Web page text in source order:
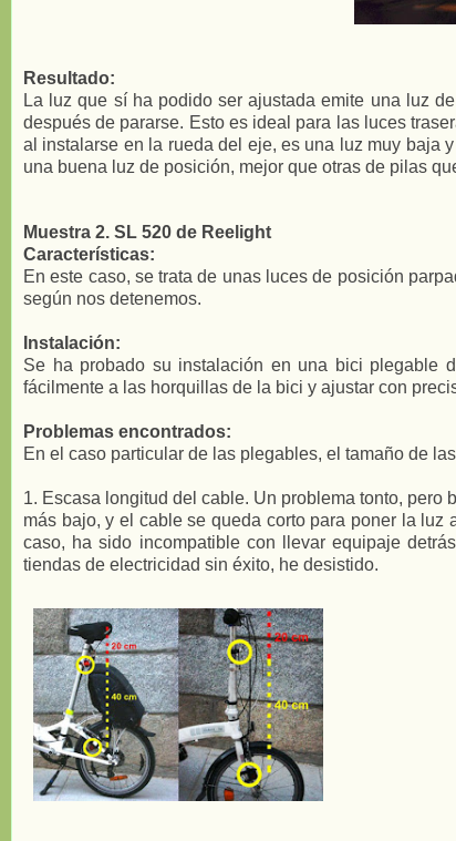
Resultado:
La luz que sí ha podido ser ajustada emite una luz
después de pararse. Esto es ideal para las luces
al instalarse en la rueda del eje, es una luz muy baja
una buena luz de posición, mejor que otras de pilas
Muestra 2. SL 520 de Reelight
Características:
En este caso, se trata de unas luces de posición
según nos detenemos.
Instalación:
Se ha probado su instalación en una bici plegable
fácilmente a las horquillas de la bici y ajustar con
Problemas encontrados:
En el caso particular de las plegables, el tamaño de
1. Escasa longitud del cable. Un problema tonto,
más bajo, y el cable se queda corto para poner la
caso, ha sido incompatible con llevar equipaje
tiendas de electricidad sin éxito, he desistido.